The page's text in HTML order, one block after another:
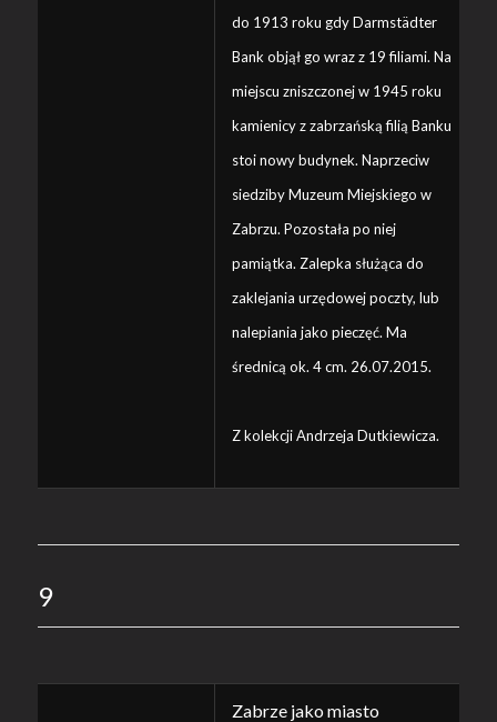
do 1913 roku gdy Darmstädter
Bank objął go wraz z 19 filiami. Na
miejscu zniszczonej w 1945 roku
kamienicy z zabrzańską filią Banku
stoi nowy budynek. Naprzeciw
siedziby Muzeum Miejskiego w
Zabrzu. Pozostała po niej
pamiątka. Zalepka służąca do
zaklejania urzędowej poczty, lub
nalepiania jako pieczęć. Ma
średnicą ok. 4 cm. 26.07.2015.
Z kolekcji Andrzeja Dutkiewicza.
9
Zabrze jako miasto